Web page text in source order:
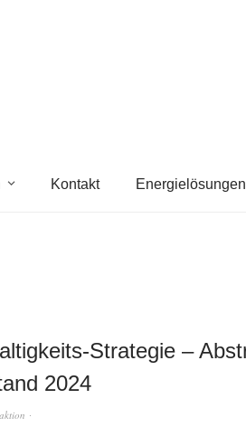
Kontakt Energielösungen
Strategie –
2024